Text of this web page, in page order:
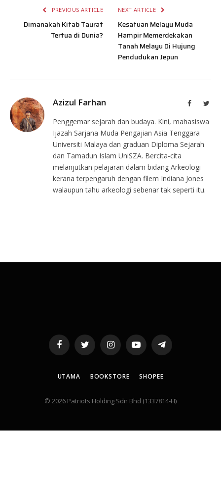
PREVIOUS ARTICLE
Dimanakah Kitab Taurat
Tertua di Dunia?
NEXT ARTICLE
Kesatuan Melayu Muda
Hampir Memerdekakan
Tanah Melayu Di Hujung
Pendudukan Jepun
Azizul Farhan Facebook
Penggemar sejarah dan budaya. Kini, mahasiswa
Ijazah Sarjana Muda Pengajian Asia Tenggara
Universiti Malaya dan graduan Diploma Sejarah
dan Tamadun Islam UniSZA. Bercita-cita
melanjutkan pelajaran dalam bidang Arkeologi
kerana terpengaruh dengan filem Indiana Jones
walaupun tahu arkeologi sebenar tak seperti itu.
FacebookTwitter InstagramYouTubeTelegram
UTAMA BOOKSTORE SHOPEE
© 2026 Patriots Holding Sdn Bhd (1337814-H)